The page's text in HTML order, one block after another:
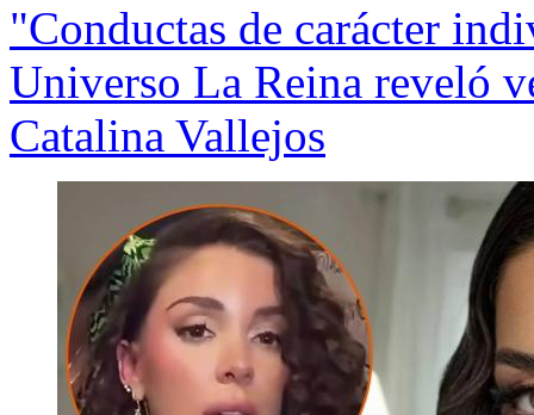
"Conductas de carácter
Universo La Reina reveló
Catalina Vallejos